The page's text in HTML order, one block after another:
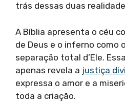
trás dessas duas
A Bíblia apresenta o céu
de Deus e o inferno como
separação total d’Ele.
apenas revela a justiça
expressa o amor e a
toda a criação.